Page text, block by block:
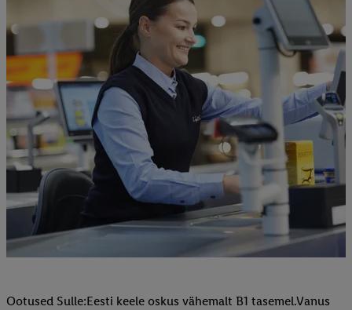
Ootused Sulle:Eesti keele oskus vähemalt B1 tasemel.Vanus